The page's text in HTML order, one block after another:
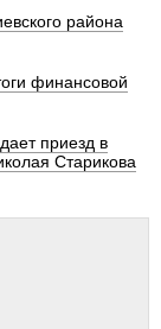
района
финансовой
приезд в
Старикова